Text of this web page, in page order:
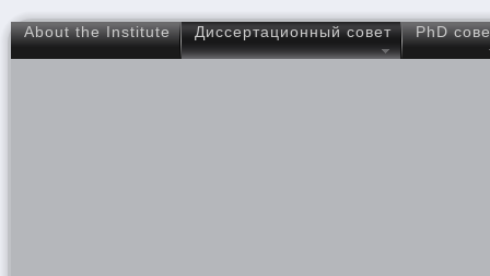
About the Institute Диссертационный совет PhD